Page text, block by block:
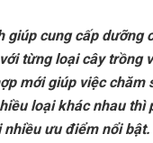
giúp cung cấp
từng loại cây trồng
mới giúp việc
loại khác nhau
nhiều ưu điểm nổi